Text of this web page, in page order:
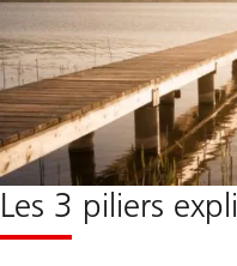
Les 3 piliers